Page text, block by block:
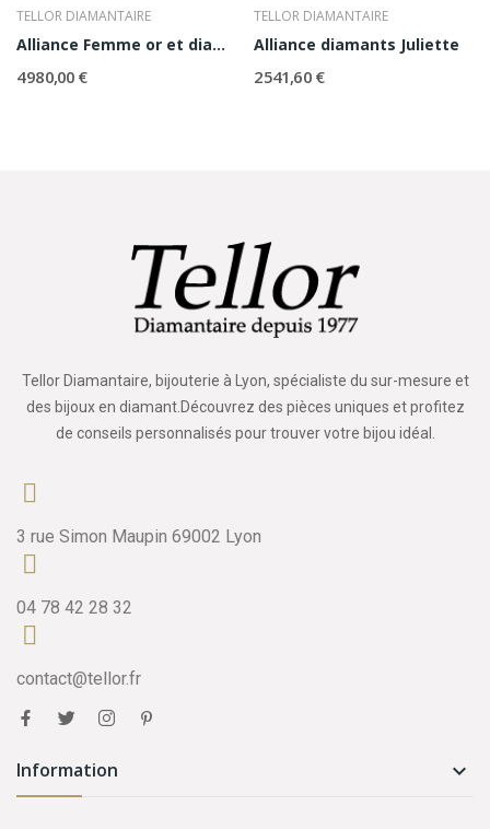
TELLOR DIAMANTAIRE
Alliance Femme or et diamants Helena
4 980,00 €
TELLOR DIAMANTAIRE
Alliance diamants Juliette
2 541,60 €
Tellor Diamantaire, bijouterie à Lyon, spécialiste du sur-mesure et
des bijoux en diamant.Découvrez des pièces uniques et profitez
de conseils personnalisés pour trouver votre bijou idéal.
3 rue Simon Maupin 69002 Lyon
04 78 42 28 32
contact@tellor.fr
Information 